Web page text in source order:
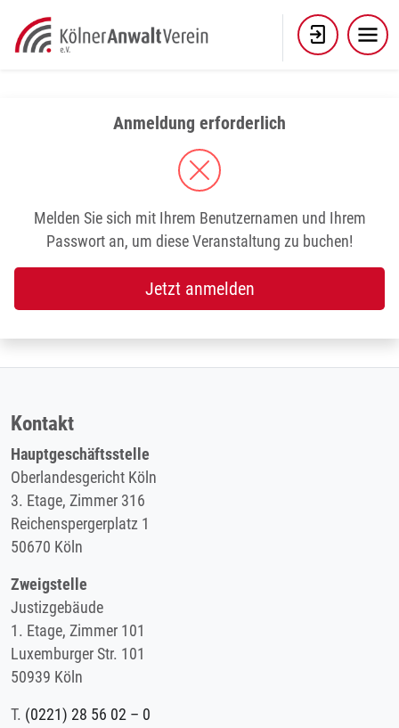
content
Anmeldung erforderlich
Melden Sie sich mit Ihrem Benutzernamen und Ihrem
Passwort an, um diese Veranstaltung zu buchen!
Jetzt anmelden
Kontakt
Hauptgeschäftsstelle
Oberlandesgericht Köln
3. Etage, Zimmer 316
Reichenspergerplatz 1
50670 Köln
Zweigstelle
Justizgebäude
1. Etage, Zimmer 101
Luxemburger Str. 101
50939 Köln
T. (0221) 28 56 02 – 0